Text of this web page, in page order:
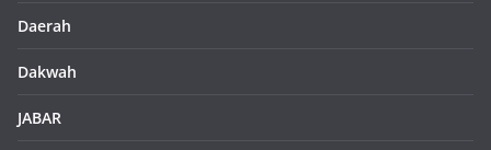
Daerah
Dakwah
JABAR